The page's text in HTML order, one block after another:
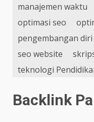
manajemen waktu
optimasi seo
pengembangan diri
seo website
teknologi
Backlink